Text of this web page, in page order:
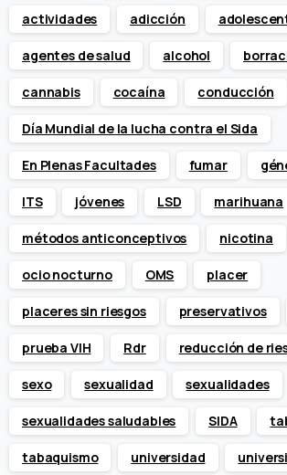
actividades adicción
agentes de salud alcohol
cannabis cocaína conducción
Día Mundial de la lucha contra el Sida
En Plenas Facultades fumar
ITS jóvenes LSD marihuana
métodos anticonceptivos nicotina
ocio nocturno OMS placer
placeres sin riesgos preservativos
prueba VIH Rdr reducción de
sexo sexualidad sexualidades
sexualidades saludables SIDA
tabaquismo universidad